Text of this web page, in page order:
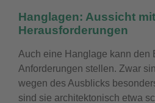
Hanglagen: Aussicht mit
Herausforderungen
Auch eine Hanglage kann den
Anforderungen stellen. Zwar
wegen des Ausblicks
sind sie architektonisch etwa